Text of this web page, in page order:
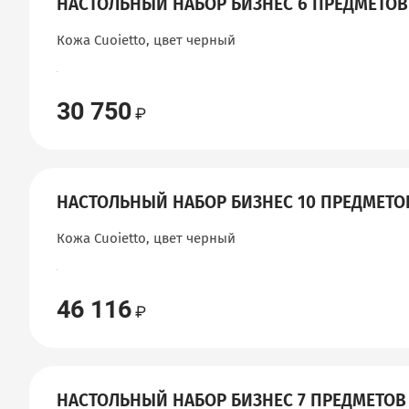
Кожа Cuoietto, цвет черный
30 750
НАСТОЛЬНЫЙ НАБОР БИЗНЕС 10
Кожа Cuoietto, цвет черный
46 116
НАСТОЛЬНЫЙ НАБОР БИЗНЕС 7 ПРЕДМЕТОВ